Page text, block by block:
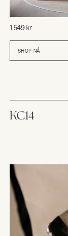
1 549 kr
SHOP NÅ
KC14